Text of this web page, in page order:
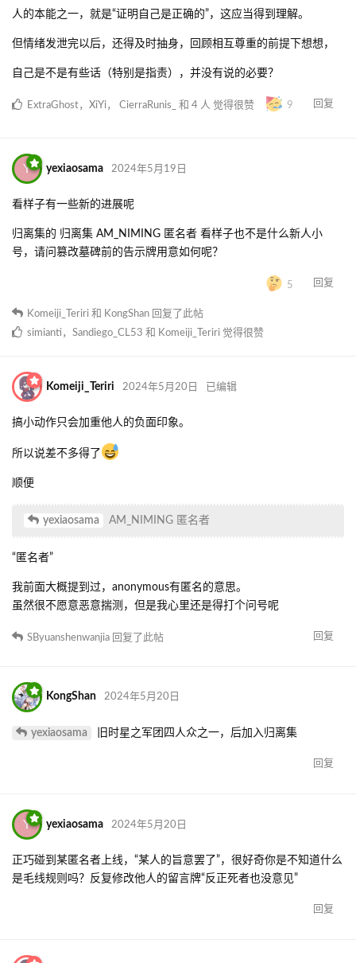
人的本能之一，就是“证明自己是正确的”，这应当得到理解。
但情绪发泄完以后，还得及时抽身，回顾相互尊重的前提下想想，
自己是不是有些话（特别是指责），并没有说的必要？
9 回复
ExtraGhost， XiYi ， CierraRunis_ 和 4 人 觉得很赞
Y yexiaosama 2024年5月19日
看样子有一些新的进展呢
归离集的 归离集 AM_NIMING 匿名者 看样子也不是什么新人小
号，请问篡改墓碑前的告示牌用意如何呢？
5 回复
Komeiji_Teriri 和 KongShan 回复了此帖
simianti ， Sandiego_CL53 和 Komeiji_Teriri 觉得很赞
Komeiji_Teriri 2024年5月20日 已编辑
搞小动作只会加重他人的负面印象。
所以说差不多得了
顺便
yexiaosama AM_NIMING 匿名者
“匿名者”
我前面大概提到过，anonymous有匿名的意思。
虽然很不愿意恶意揣测，但是我心里还是得打个问号呢
回复
SByuanshenwanjia 回复了此帖
KongShan 2024年5月20日
yexiaosama 旧时星之军团四人众之一，后加入归离集
回复
Y yexiaosama 2024年5月20日
正巧碰到某匿名者上线，“某人的旨意罢了”，很好奇你是不知道什么
是毛线规则吗？反复修改他人的留言牌“反正死者也没意见”
回复